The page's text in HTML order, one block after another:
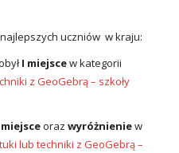
uczniów w kraju:
I miejscew kategorii
z GeoGebrą – szkoły
oraz wyróżnieniew
lub techniki z GeoGebrą –